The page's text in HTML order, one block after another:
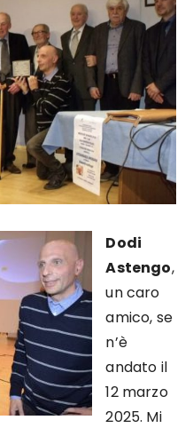
Dodi
Astengo,
un caro
amico, se
n’è
andato il
12 marzo
2025. Mi